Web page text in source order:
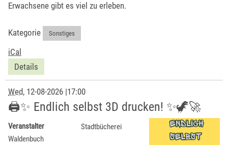
Erwachsene gibt es viel zu erleben.
Kategorie Sonstiges
iCal
Details
Wed, 12-08-2026 |17:00
🖨️✨ Endlich selbst 3D drucken! ✨🦖🚀
Veranstalter
Stadtbücherei
Waldenbuch